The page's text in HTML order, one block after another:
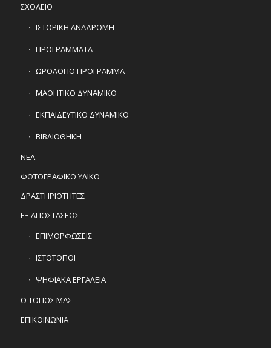
ΣΧΟΛΕΙΟ
ΙΣΤΟΡΙΚΗ ΑΝΑΔΡΟΜΗ
ΠΡΟΓΡΑΜΜΑΤΑ
ΩΡΟΛΟΓΙΟ ΠΡΟΓΡΑΜΜΑ
ΜΑΘΗΤΙΚΟ ΔΥΝΑΜΙΚΟ
ΕΚΠΑΙΔΕΥΤΙΚΟ ΔΥΝΑΜΙΚΟ
ΒΙΒΛΙΟΘΗΚΗ
ΝΕΑ
ΦΩΤΟΓΡΑΦΙΚΟ ΥΛΙΚΟ
ΔΡΑΣΤΗΡΙΟΤΗΤΕΣ
ΕΞ ΑΠΟΣΤΑΣΕΩΣ
ΕΠΙΜΟΡΦΩΣΕΙΣ
ΙΣΤΟΤΟΠΟΙ
ΨΗΦΙΑΚΑ ΕΡΓΑΛΕΙΑ
Ο ΤΟΠΟΣ ΜΑΣ
ΕΠΙΚΟΙΝΩΝΙΑ